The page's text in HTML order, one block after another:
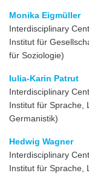
Monika Eigmüller
Interdisciplinary
Institut für
für Soziologie)
Iulia-Karin Patrut
Interdisciplinary
Institut für Sprache,
Germanistik)
Hedwig Wagner
Interdisciplinary
Institut für Sprache,